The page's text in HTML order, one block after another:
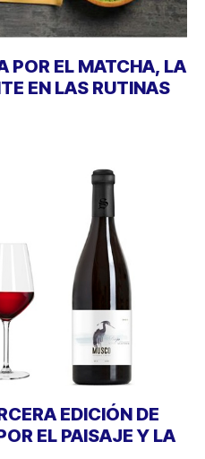
POR EL MATCHA, LA
EN LAS RUTINAS
EDICIÓN DE
EL PAISAJE Y LA